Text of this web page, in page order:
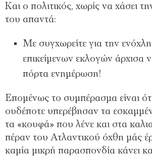
Και ο πολιτικός, χωρίς να χάσει
του απαντά:
Με συγχωρείτε για την
επικείμενων εκλογών άρχισα
πόρτα ενημέρωση!
Επομένως το συμπέρασμα είναι
ουδέποτε υπερέβησαν τα
τα «κουφά» που λένε και στα
πέραν του Ατλαντικού όχθη μάς
καμία μικρή παρασπονδία κάνει